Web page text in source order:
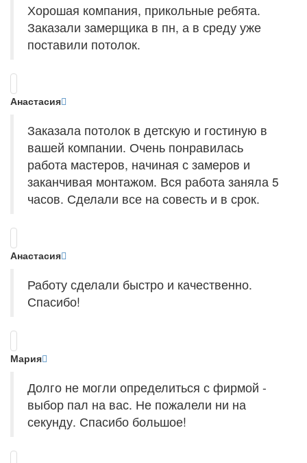
Хорошая компания, прикольные ребята.
Заказали замерщика в пн, а в среду уже
поставили потолок.
Анастасия
Заказала потолок в детскую и гостиную в
вашей компании. Очень понравилась
работа мастеров, начиная с замеров и
заканчивая монтажом. Вся работа заняла 5
часов. Сделали все на совесть и в срок.
Анастасия
Работу сделали быстро и качественно.
Спасибо!
Мария
Долго не могли определиться с фирмой -
выбор пал на вас. Не пожалели ни на
секунду. Спасибо большое!